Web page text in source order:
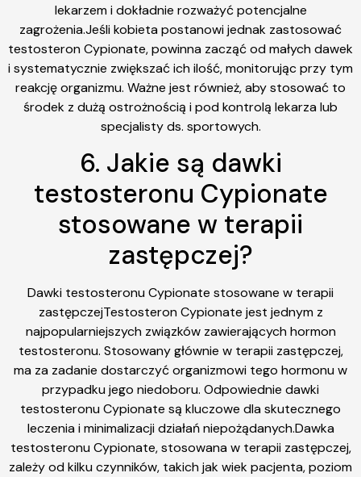
lekarzem i dokładnie rozważyć potencjalne
zagrożenia.Jeśli kobieta postanowi jednak zastosować
testosteron Cypionate, powinna zacząć od małych dawek
i systematycznie zwiększać ich ilość, monitorując przy tym
reakcję organizmu. Ważne jest również, aby stosować to
środek z dużą ostrożnością i pod kontrolą lekarza lub
specjalisty ds. sportowych.
6. Jakie są dawki
testosteronu Cypionate
stosowane w terapii
zastępczej?
Dawki testosteronu Cypionate stosowane w terapii
zastępczejTestosteron Cypionate jest jednym z
najpopularniejszych związków zawierających hormon
testosteronu. Stosowany głównie w terapii zastępczej,
ma za zadanie dostarczyć organizmowi tego hormonu w
przypadku jego niedoboru. Odpowiednie dawki
testosteronu Cypionate są kluczowe dla skutecznego
leczenia i minimalizacji działań niepożądanych.Dawka
testosteronu Cypionate, stosowana w terapii zastępczej,
zależy od kilku czynników, takich jak wiek pacjenta, poziom